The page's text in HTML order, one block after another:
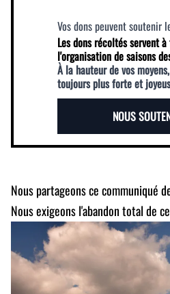
Vos dons peuvent soutenir
Les dons récoltés servent
l'organisation de saisons
À la hauteur de vos
toujours plus forte et
NOUS
Nous partageons ce communiqué
Nous exigeons l'abandon total de